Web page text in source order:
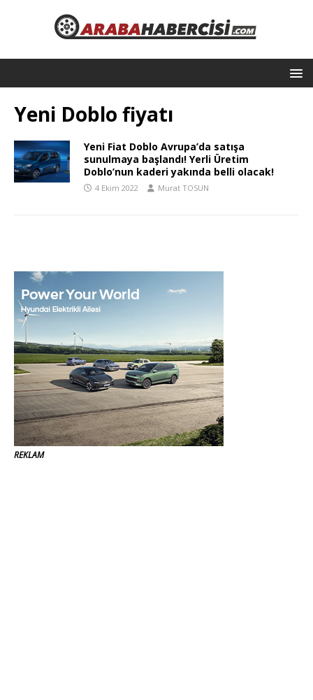
Yeni Doblo fiyatı
Yeni Fiat Doblo Avrupa’da satışa
sunulmaya başlandı! Yerli Üretim
Doblo’nun kaderi yakında belli olacak!
4 Ekim 2022 Murat TOSUN
REKLAM